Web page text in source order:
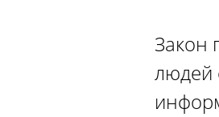
Закон
людей